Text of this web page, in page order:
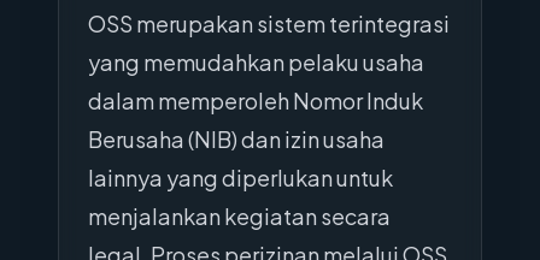
OSS merupakan sistem terintegrasi
yang memudahkan pelaku usaha
dalam memperoleh Nomor Induk
Berusaha (NIB) dan izin usaha
lainnya yang diperlukan untuk
menjalankan kegiatan secara